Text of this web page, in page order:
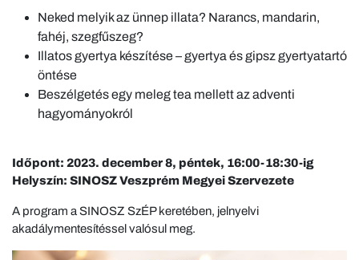
Neked melyik az ünnep illata? Narancs, mandarin,
fahéj, szegfűszeg?
Illatos gyertya készítése – gyertya és gipsz gyertyatartó
öntése
Beszélgetés egy meleg tea mellett az adventi
hagyományokról
Időpont: 2023. december 8, péntek, 16:00-18:30-ig
Helyszín: SINOSZ Veszprém Megyei Szervezete
A program a SINOSZ SzÉP keretében, jelnyelvi
akadálymentesítéssel valósul meg.